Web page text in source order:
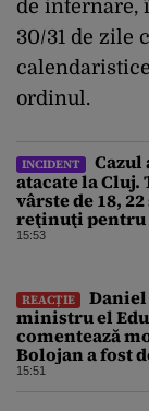
de internare,
30/31 de zile
ordinul.
INCIDENT
atacate la
vârste de 18,
reţinuţi pentru
15:53
REACȚIE
ministru el
comentează
Bolojan a fost
eșecul
15:51